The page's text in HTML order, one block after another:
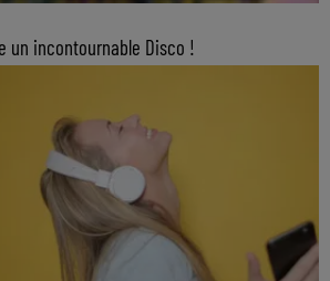
un incontournable Disco !